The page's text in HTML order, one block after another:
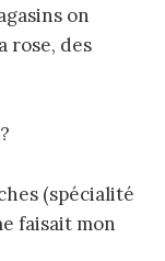
on
rose, des
(spécialité
faisait mon